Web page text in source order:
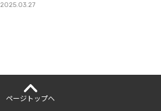
2025.03.27
ページ トップへ